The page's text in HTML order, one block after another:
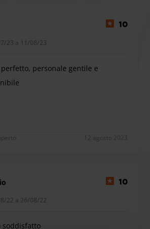
incontrerete un'area ristoro con
bagagli gratuito. È possibile
10
23 a 11/08/23
personale gentile e
12 agosto 2023
10
22 a 26/08/22
soddisfatto